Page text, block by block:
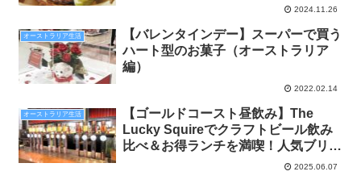
2024.11.26
オーストラリア生活
【バレンタインデー】スーパーで買う
ハート型のお菓子（オーストラリア
編）
2022.02.14
オーストラリア生活
【ゴールドコースト昼飲み】The
Lucky Squireでクラフトビール飲み
比べ＆お得ランチを満喫！人気ブリュ
2025.06.07